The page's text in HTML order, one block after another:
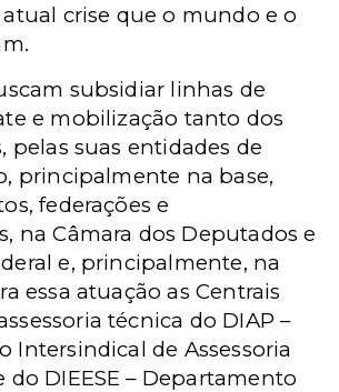
crise que o mundo e o
subsidiar linhas de
e mobilização tanto dos
pelas suas entidades de
principalmente na base,
federações e
na Câmara dos Deputados e
e, principalmente, na
essa atuação as Centrais
técnica do DIAP –
Intersindical de Assessoria
do DIEESE – Departamento